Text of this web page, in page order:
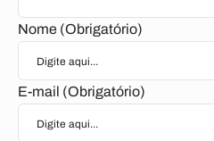
Nome (Obrigatório)
E-mail (Obrigatório)